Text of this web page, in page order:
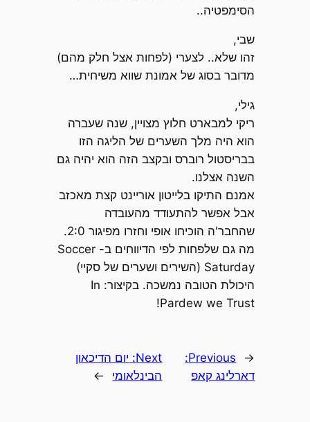
הסימפטיה..
שבי,
זהו שלא.. לצערי (לפחות אצל חלק מהם)
מדובר בסוג של אמונת שווא משיחית…
גילי,
ריקי למבארט חלוץ מצויין, שנה שעברה
הוא היה מלך השערים של הליגה הזו
בבריסטול רוברס ובקצב הזה הוא יהיה גם
השנה אצלנו.
אמנם התיקו בלייטון אוריינט קצת מאכזב
אבל אפשר להתעודד מהעובדה
שהחבר'ה הוכיחו אופי וחזרו מפיגור 2:0.
מה גם שלפחות לפי הדיווחים ב- Soccer
Saturday (השירים ושערים של סקיי)
היכולת הטובה נמשכה. בקיצור: In
Pardew we Trust!
←
Previous:
דארלינג קאפ
Next:
יום הדיכאון
הבינלאומי
→